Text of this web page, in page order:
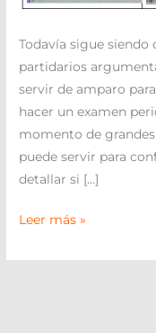
Todavía sigue siendo
partidarios
servir de amparo
hacer un examen
momento de
puede servir para
detallar si […]
Leer más »